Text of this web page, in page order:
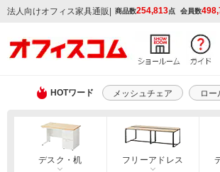
法人向けオフィス家具通販 | 商品数254,813点 会員数
HOTワード メッシュチェア ロー
デスク・机 フリーアドレス